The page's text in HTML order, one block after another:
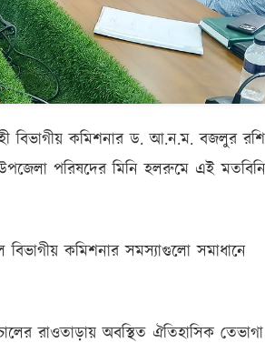
বিভাগীয় কমিশনার ড. আ.ন.ম. বজলুর
উপজেলা পরিষদের মিনি হলরুমে এই
বিভাগীয় কমিশনার সমস্যাগুলো সমাধানে
রাওতাড়ায় অবস্থিত ঐতিহাসিক তেভাগা